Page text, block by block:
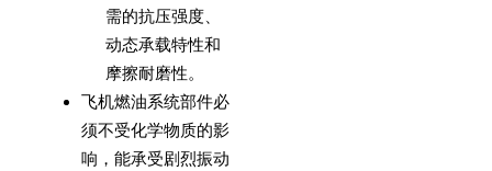
需的抗压强度、
动态承载特性和
摩擦耐磨性。
飞机燃油系统部件必
须不受化学物质的影
响，能承受剧烈振动